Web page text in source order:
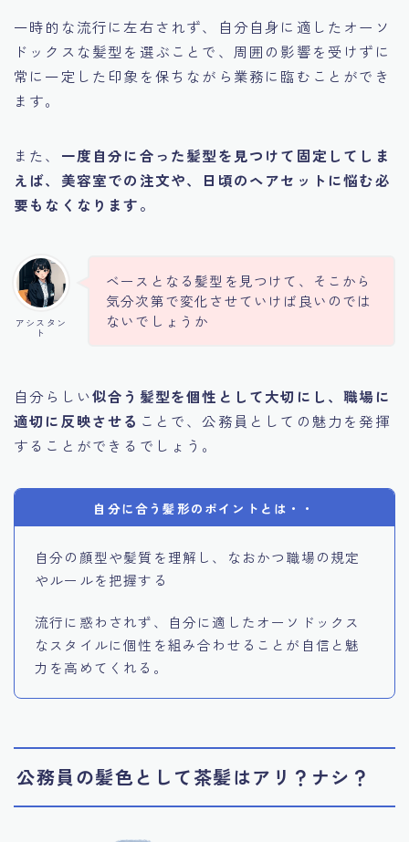
一時的な流行に左右されず、自分自身に適したオーソ
ドックスな髪型を選ぶことで、周囲の影響を受けずに
常に一定した印象を保ちながら業務に臨むことができ
ます。
また、 一度自分に合った髪型を見つけて固定してしま
えば、美容室での注文や、日頃のヘアセットに悩む必
要もなくなります。
アシスタン
ト
ベースとなる髪型を見つけて、そこから
気分次第で変化させていけば良いのでは
ないでしょうか
自分らしい似合う髪型を個性として大切にし、職場に
適切に反映させる ことで、公務員としての魅力を発揮
することができるでしょう。
自分に合う髪形のポイントとは・・
自分の顔型や髪質を理解し、なおかつ職場の規定
やルールを把握する
流行に惑わされず、自分に適したオーソドックス
なスタイルに個性を組み合わせることが自信と魅
力を高めてくれる。
公務員の髪色として茶髪はアリ？ナシ？